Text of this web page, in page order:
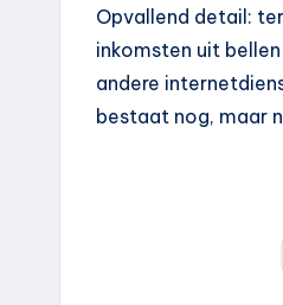
Opvallend detail:
inkomsten uit
andere
bestaat nog, maar